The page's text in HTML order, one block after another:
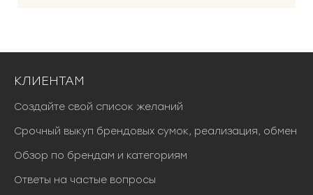
КЛИЕНТАМ
Создайте свой список желаний
Срочный выкуп брендовых сумок, реализация, обмен
Обзор по брендам и категориям
Ответы на частые вопросы